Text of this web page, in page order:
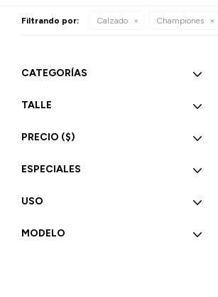
Filtrando por: Calzado Championes
CATEGORÍAS
TALLE
PRECIO ($)
ESPECIALES
USO
MODELO